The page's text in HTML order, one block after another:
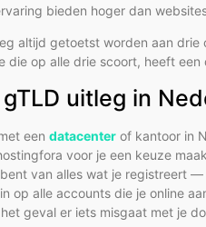
bieden hoger dan
altijd getoetst worden aan
die op alle drie scoort, heeft een
uitleg in
een datacenter of kantoor in
voor je een keuze
van alles wat je registreert
op alle accounts die je online
geval er iets misgaat met je